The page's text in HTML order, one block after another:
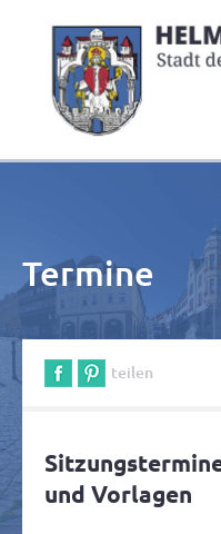
Termine
teilen
und Vorlagen